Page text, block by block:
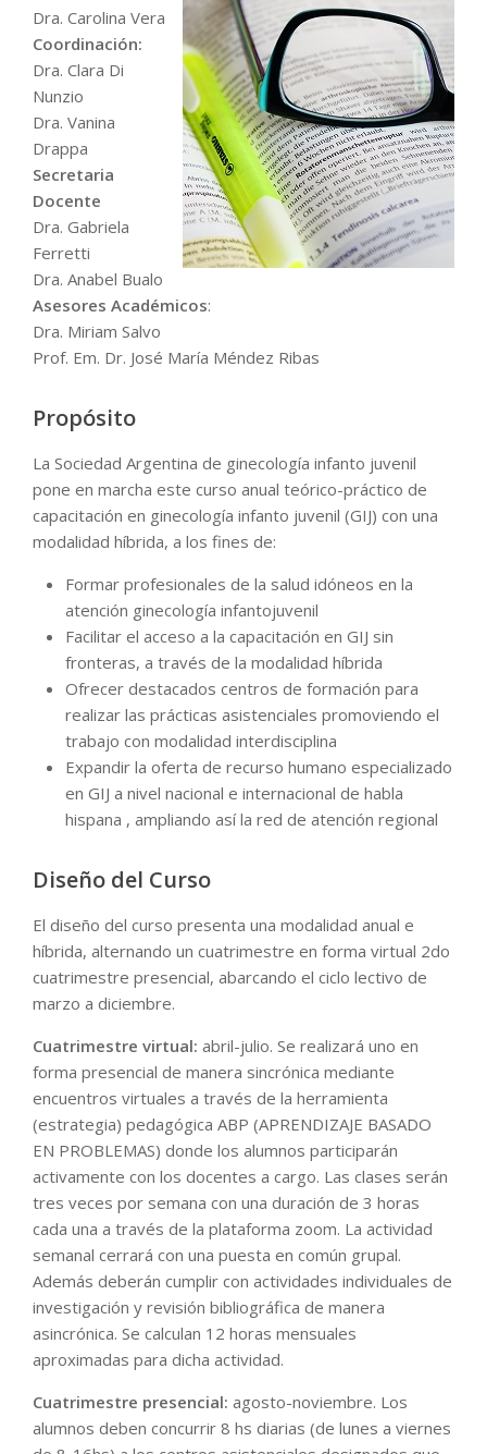
Dra. Carolina Vera
Coordinación:
Dra. Clara Di
Nunzio
Dra. Vanina
Drappa
Secretaria
Docente
Dra. Gabriela
Ferretti
Dra. Anabel Bualo
Asesores Académicos:
Dra. Miriam Salvo
Prof. Em. Dr. José María Méndez Ribas
Propósito
La Sociedad Argentina de ginecología infanto juvenil
pone en marcha este curso anual teórico-práctico de
capacitación en ginecología infanto juvenil (GIJ) con una
modalidad híbrida, a los fines de:
Formar profesionales de la salud idóneos en la
atención ginecología infantojuvenil
Facilitar el acceso a la capacitación en GIJ sin
fronteras, a través de la modalidad híbrida
Ofrecer destacados centros de formación para
realizar las prácticas asistenciales promoviendo el
trabajo con modalidad interdisciplina
Expandir la oferta de recurso humano especializado
en GIJ a nivel nacional e internacional de habla
hispana , ampliando así la red de atención regional
Diseño del Curso
El diseño del curso presenta una modalidad anual e
híbrida, alternando un cuatrimestre en forma virtual 2do
cuatrimestre presencial, abarcando el ciclo lectivo de
marzo a diciembre.
Cuatrimestre virtual: abril-julio. Se realizará uno en
forma presencial de manera sincrónica mediante
encuentros virtuales a través de la herramienta
(estrategia) pedagógica ABP (APRENDIZAJE BASADO
EN PROBLEMAS) donde los alumnos participarán
activamente con los docentes a cargo. Las clases serán
tres veces por semana con una duración de 3 horas
cada una a través de la plataforma zoom. La actividad
semanal cerrará con una puesta en común grupal.
Además deberán cumplir con actividades individuales de
investigación y revisión bibliográfica de manera
asincrónica. Se calculan 12 horas mensuales
aproximadas para dicha actividad.
Cuatrimestre presencial: agosto-noviembre. Los
alumnos deben concurrir 8 hs diarias (de lunes a viernes